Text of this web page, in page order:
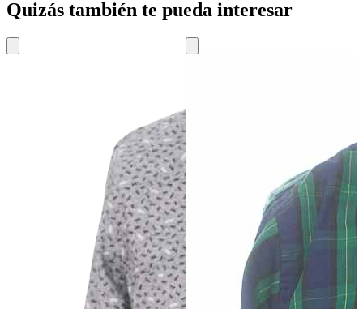
Quizás también te pueda interesar